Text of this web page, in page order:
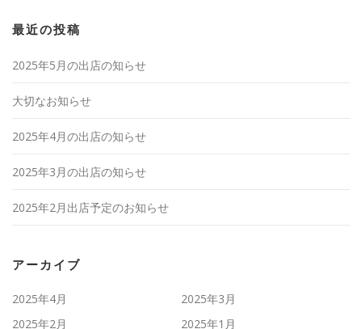
最近の投稿
2025年5月の出店の知らせ
大切なお知らせ
2025年4月の出店の知らせ
2025年3月の出店の知らせ
2025年2月出店予定のお知らせ
アーカイブ
2025年4月
2025年3月
2025年2月
2025年1月